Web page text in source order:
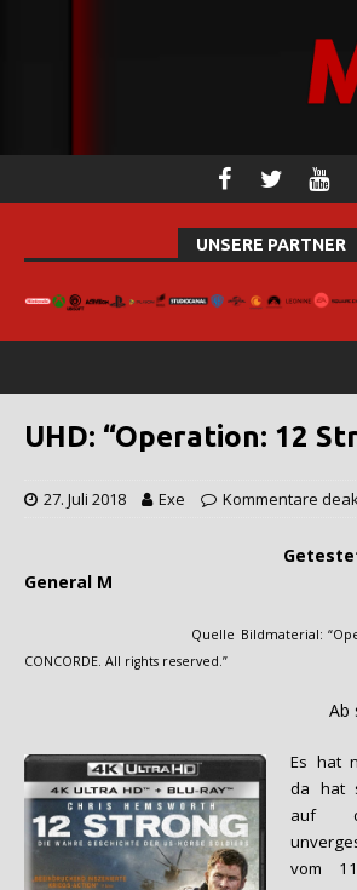
UNSERE PARTNER
UHD: “Operation: 12
27. Juli 2018 Exe Kommentare
Getestet und
General M
Quelle Bildmaterial: “Operation:
CONCORDE. All rights reserved.”
Ab sofort
Es hat
da hat
auf
vom